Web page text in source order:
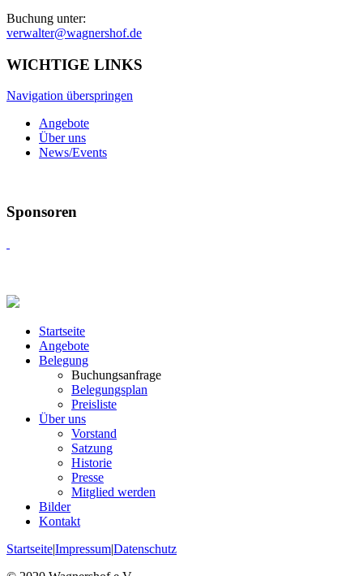
Buchung unter:
verwalter@wagnershof.de
WICHTIGE LINKS
Navigation überspringen
Angebote
Über uns
News/Events
Sponsoren
Startseite
Angebote
Belegung
Buchungsanfrage
Belegungsplan
Preisliste
Über uns
Vorstand
Satzung
Historie
Presse
Mitglied werden
Bilder
Kontakt
Startseite|Impressum|Datenschutz